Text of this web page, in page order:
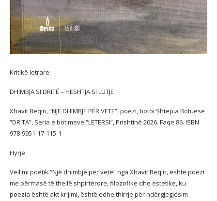
Kritikë letrare:
DHIMBJA SI DRITË – HESHTJA SI LUTJE
Xhavit Beqiri, “NJË DHIMBJE PËR VETE”, poezi, botoi Shtëpia Botuese
“DRITA”, Seria e botimeve “LETËRSI”, Prishtinë 2026. Faqe 86. ISBN
978-9951-17-115-1
Hyrje
Vëllimi poetik “Një dhimbje për vete” nga Xhavit Beqiri, është poezi
me përmasë të thellë shpirtërore, filozofike dhe estetike, ku
poezia është akt krijimi, është edhe thirrje për ndërgjegjësim